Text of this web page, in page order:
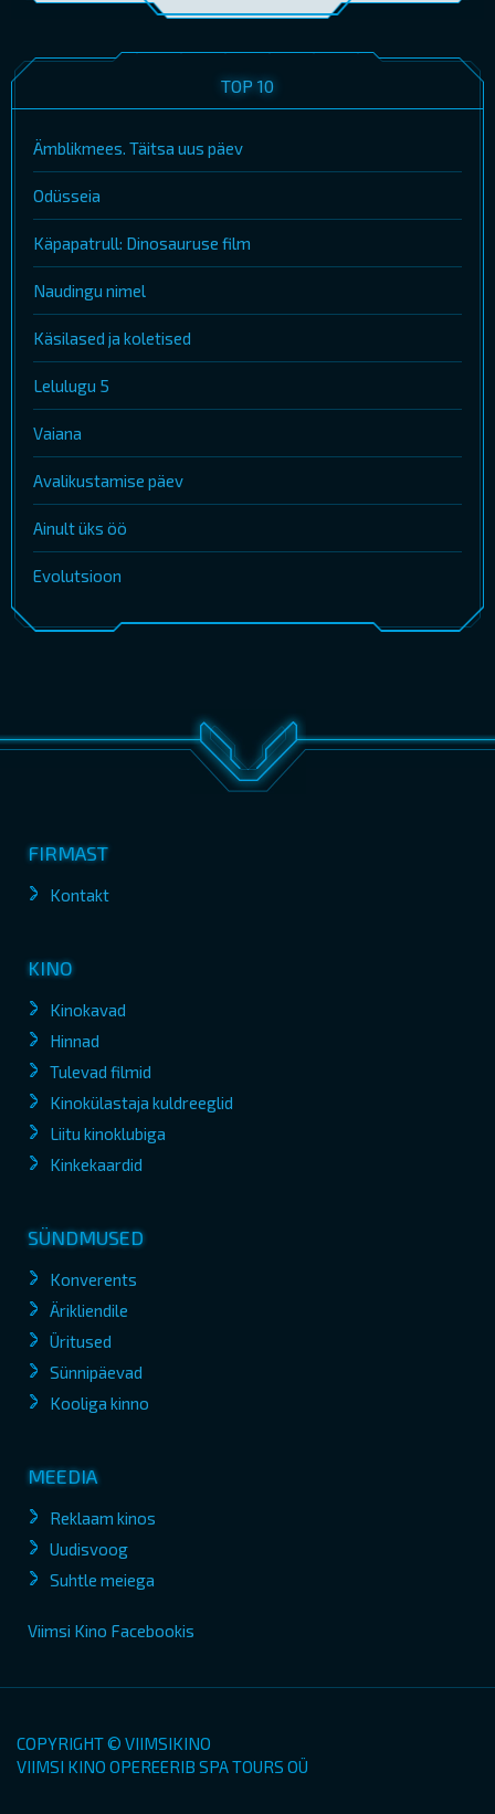
TOP 10
Ämblikmees. Täitsa uus päev
Odüsseia
Käpapatrull: Dinosauruse film
Naudingu nimel
Käsilased ja koletised
Lelulugu 5
Vaiana
Avalikustamise päev
Ainult üks öö
Evolutsioon
FIRMAST
Kontakt
KINO
Kinokavad
Hinnad
Tulevad filmid
Kinokülastaja kuldreeglid
Liitu kinoklubiga
Kinkekaardid
SÜNDMUSED
Konverents
Ärikliendile
Üritused
Sünnipäevad
Kooliga kinno
MEEDIA
Reklaam kinos
Uudisvoog
Suhtle meiega
Viimsi Kino Facebookis
COPYRIGHT © VIIMSIKINO
VIIMSI KINO OPEREERIB SPA TOURS OÜ